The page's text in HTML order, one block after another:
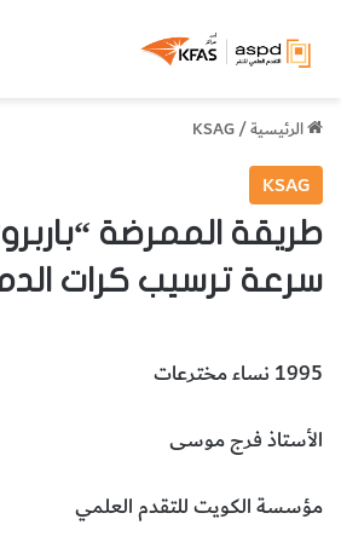
الرئيسية/
KSAG
KSAG
طريقة الممرضة
سرعة ترسيب كرات الدم
1995 نساء مخترعات
الأستاذ فرج موسى
مؤسسة الكويت للتقدم العلمي